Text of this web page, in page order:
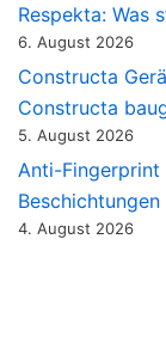
Respekta: Was
6. August 2026
Constructa
Constructa
5. August 2026
Anti-Fingerprint
4. August 2026